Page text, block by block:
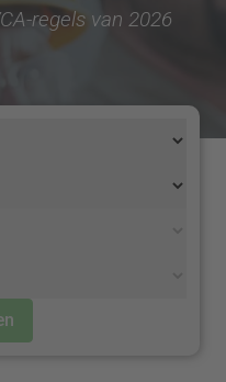
regels van 2026